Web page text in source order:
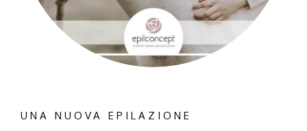
UNA NUOVA EPILAZIONE